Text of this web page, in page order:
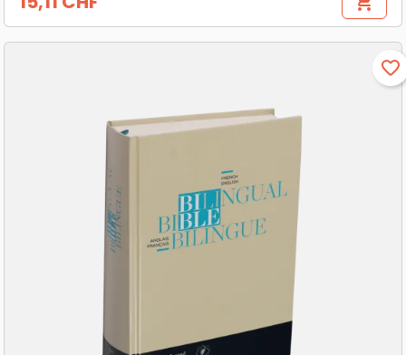
Prix
favorite_border